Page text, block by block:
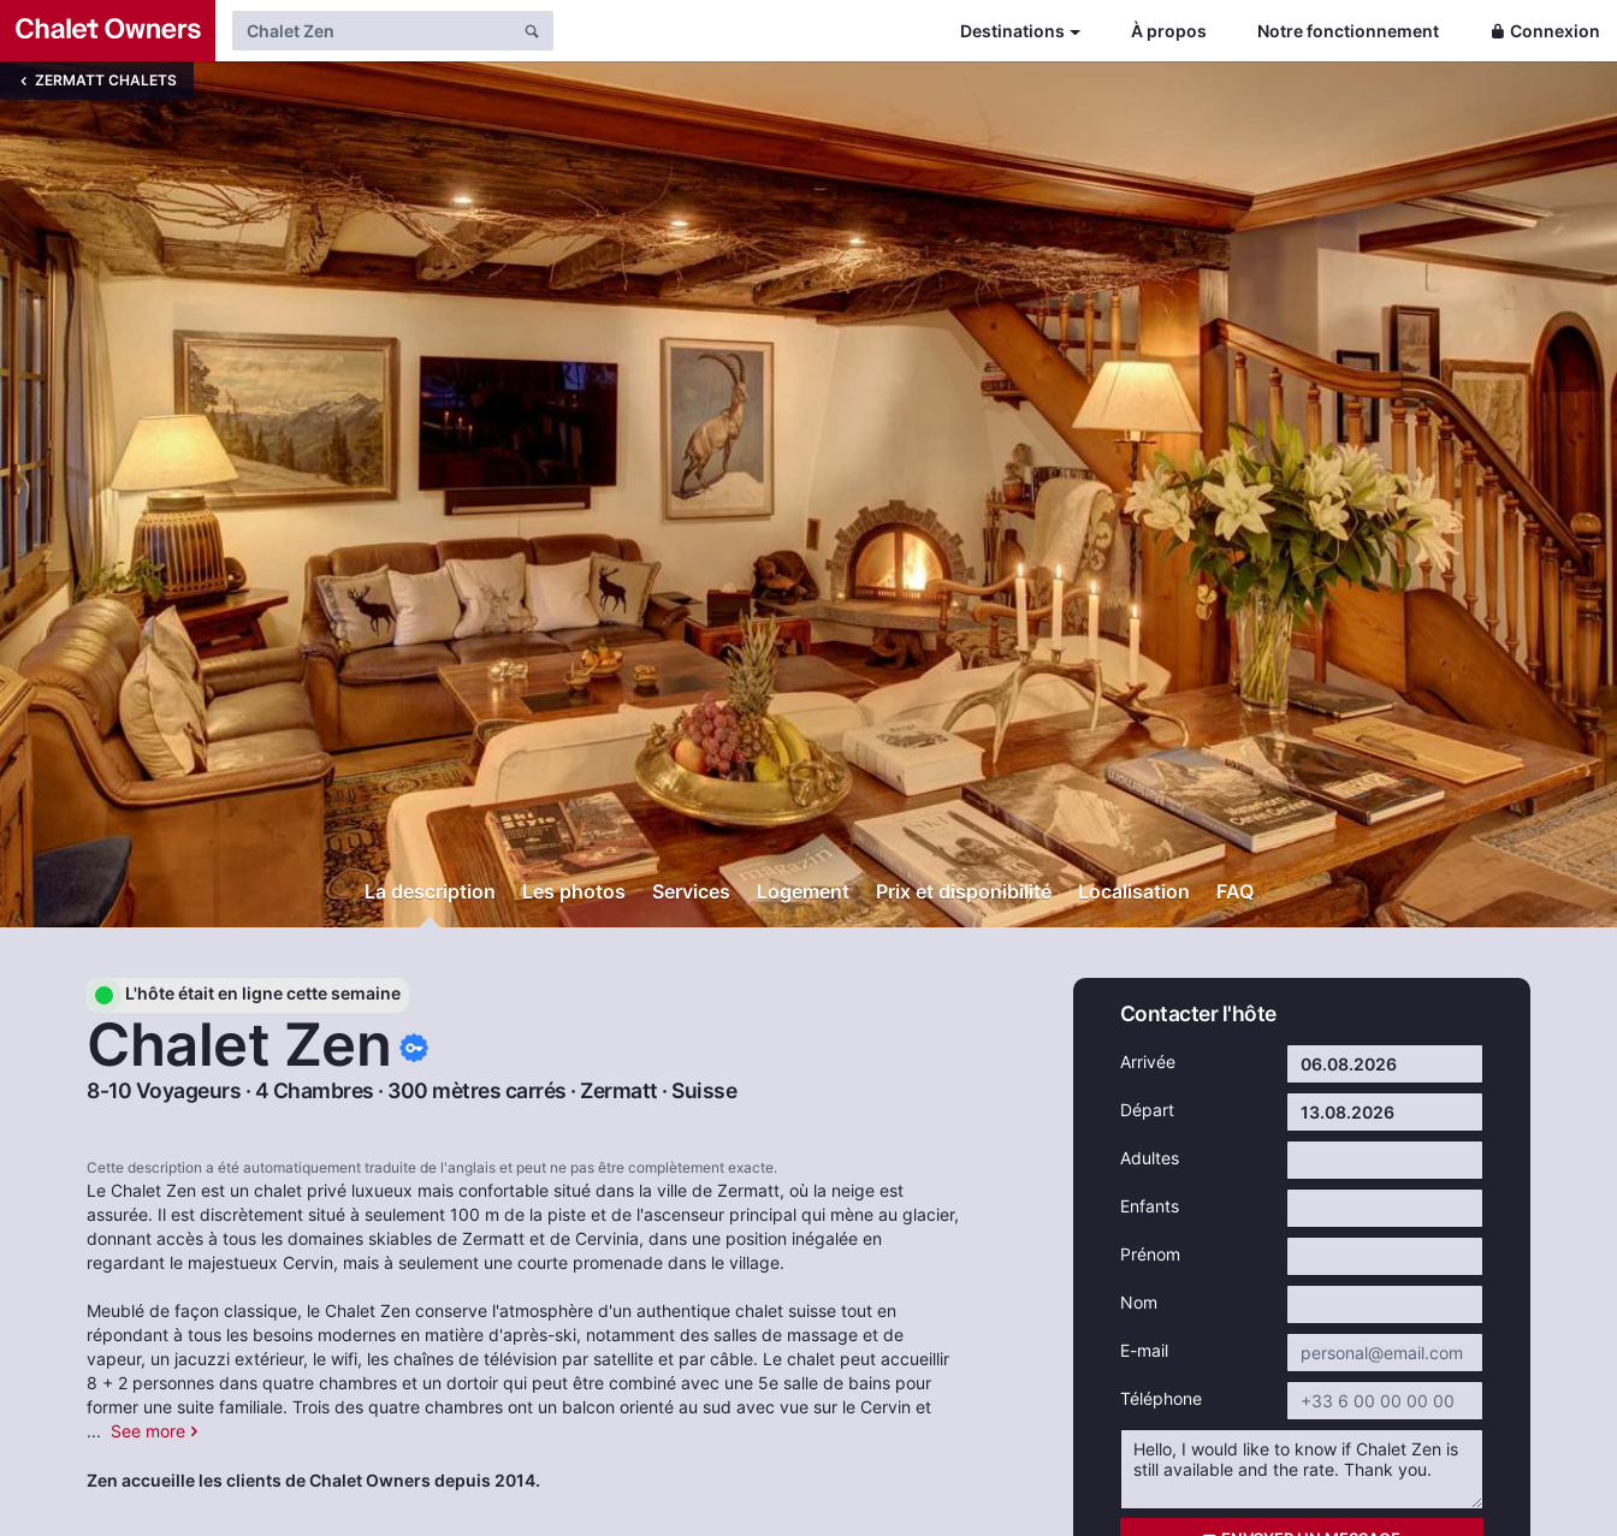
Destinations À propos Notre fonctionnement Connexion
ZERMATT CHALETS
La description Les photos Services Logement Prix et disponibilité Localisation FAQ
L'hôte était en ligne cette semaine
Chalet Zen
8-10 Voyageurs · 4 Chambres · 300 mètres carrés · Zermatt · Suisse
Cette description a été automatiquement traduite de l'anglais et peut ne pas être complètement exacte.
Le Chalet Zen est un chalet privé luxueux mais confortable situé dans la ville de Zermatt, où la neige est
assurée. Il est discrètement situé à seulement 100 m de la piste et de l'ascenseur principal qui mène au glacier,
donnant accès à tous les domaines skiables de Zermatt et de Cervinia, dans une position inégalée en
regardant le majestueux Cervin, mais à seulement une courte promenade dans le village.
Meublé de façon classique, le Chalet Zen conserve l'atmosphère d'un authentique chalet suisse tout en
répondant à tous les besoins modernes en matière d'après-ski, notamment des salles de massage et de
vapeur, un jacuzzi extérieur, le wifi, les chaînes de télévision par satellite et par câble. Le chalet peut accueillir
8 + 2 personnes dans quatre chambres et un dortoir qui peut être combiné avec une 5e salle de bains pour
former une suite familiale. Trois des quatre chambres ont un balcon orienté au sud avec vue sur le Cervin et
... See more
Zen accueille les clients de Chalet Owners depuis 2014.
Contacter l'hôte
Arrivée
Départ
Adultes
Enfants
Prénom
Nom
E-mail
Téléphone